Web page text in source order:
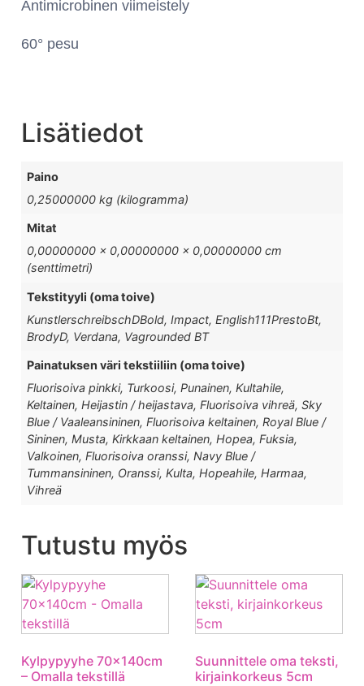
Antimicrobinen viimeistely
60° pesu
Lisätiedot
Paino
0,25000000 kg (kilogramma)
Mitat
0,00000000 × 0,00000000 × 0,00000000 cm
(senttimetri)
Tekstityyli (oma toive)
KunstlerschreibschDBold, Impact, English111PrestoBt,
BrodyD, Verdana, Vagrounded BT
Painatuksen väri tekstiiliin (oma toive)
Fluorisoiva pinkki, Turkoosi, Punainen, Kultahile,
Keltainen, Heijastin / heijastava, Fluorisoiva vihreä, Sky
Blue / Vaaleansininen, Fluorisoiva keltainen, Royal Blue /
Sininen, Musta, Kirkkaan keltainen, Hopea, Fuksia,
Valkoinen, Fluorisoiva oranssi, Navy Blue /
Tummansininen, Oranssi, Kulta, Hopeahile, Harmaa,
Vihreä
Tutustu myös
Kylpypyyhe 70x140cm
– Omalla tekstillä
Suunnittele oma teksti,
kirjainkorkeus 5cm